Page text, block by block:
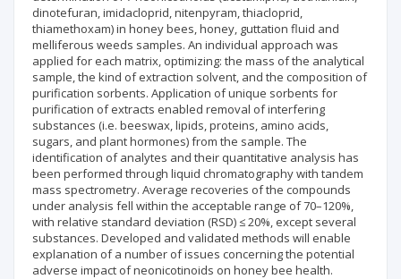
dinotefuran, imidacloprid, nitenpyram, thiacloprid,
thiamethoxam) in honey bees, honey, guttation fluid and
melliferous weeds samples. An individual approach was
applied for each matrix, optimizing: the mass of the analytical
sample, the kind of extraction solvent, and the composition of
purification sorbents. Application of unique sorbents for
purification of extracts enabled removal of interfering
substances (i.e. beeswax, lipids, proteins, amino acids,
sugars, and plant hormones) from the sample. The
identification of analytes and their quantitative analysis has
been performed through liquid chromatography with tandem
mass spectrometry. Average recoveries of the compounds
under analysis fell within the acceptable range of 70–120%,
with relative standard deviation (RSD) ≤ 20%, except several
substances. Developed and validated methods will enable
explanation of a number of issues concerning the potential
adverse impact of neonicotinoids on honey bee health.